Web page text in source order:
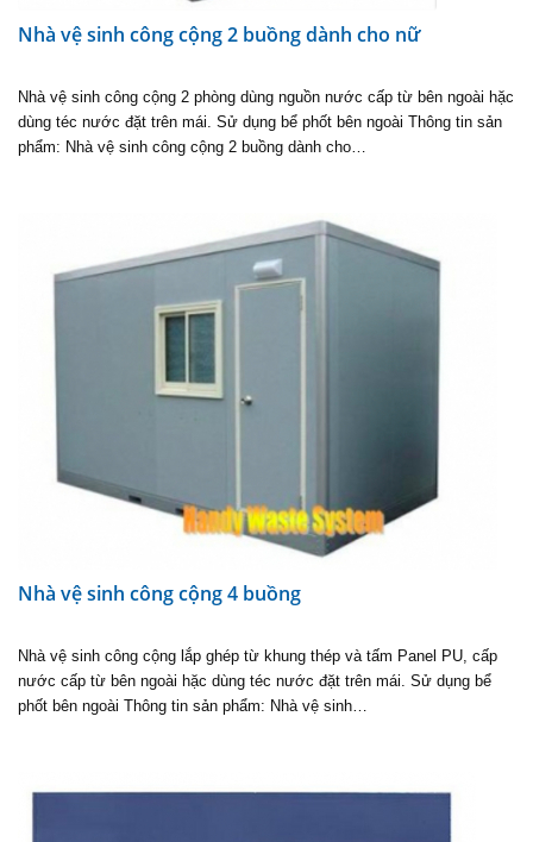
Nhà vệ sinh công cộng 2 buồng dành cho nữ
Nhà vệ sinh công cộng 2 phòng dùng nguồn nước cấp từ bên ngoài hặc
dùng téc nước đặt trên mái. Sử dụng bể phốt bên ngoài Thông tin sản
phẩm: Nhà vệ sinh công cộng 2 buồng dành cho…
Nhà vệ sinh công cộng 4 buồng
Nhà vệ sinh công cộng lắp ghép từ khung thép và tấm Panel PU, cấp
nước cấp từ bên ngoài hặc dùng téc nước đặt trên mái. Sử dụng bể
phốt bên ngoài Thông tin sản phẩm: Nhà vệ sinh…